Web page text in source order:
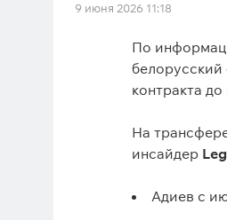
9 июня 2026 11:18
По
белорусский
контракта
На
инсайдер
Адиев с